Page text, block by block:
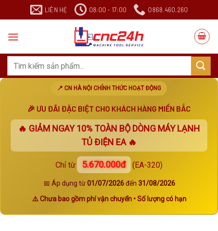
đến
dung
LIÊN HỆ 08:00 - 17:00 0868.460.260
Search
📍 CN HÀ NỘI CHÍNH THỨC HOẠT ĐỘNG
🎉 ƯU ĐÃI ĐẶC BIỆT CHO KHÁCH HÀNG MIỀN BẮC
🔥 GIẢM NGAY10% TOÀN BỘ DÒNG MÁY LẠNH
TỦ ĐIỆN EA 🔥
Chỉ từ 5.670.000đ (EA-320)
📅 Áp dụng từ01/07/2026đến 31/08/2026
⚠️ Chưa bao gồm phí vận chuyển • Số lượng có hạn